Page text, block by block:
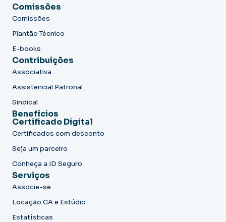
Comissões
Comissões
Plantão Técnico
E-books
Contribuições
Associativa
Assistencial Patronal
Sindical
Benefícios
Certificado Digital
Certificados com desconto
Seja um parceiro
Conheça a ID Seguro
Serviços
Associe-se
Locação CA e Estúdio
Estatísticas